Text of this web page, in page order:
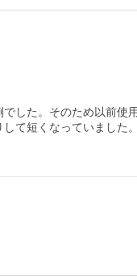
した。そのため以前使
て短くなっていました